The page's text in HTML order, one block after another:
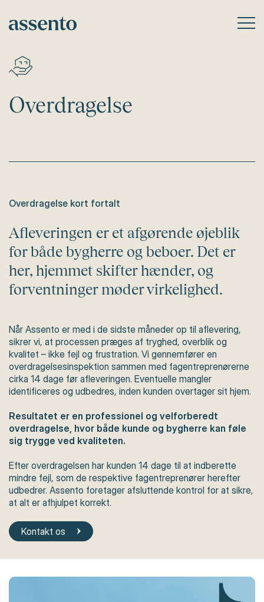
Overdragelse
Overdragelse kort fortalt
Afleveringen er et afgørende øjeblik
for både bygherre og beboer. Det er
her, hjemmet skifter hænder, og
forventninger møder virkelighed.
Når Assento er med i de sidste måneder op til aflevering,
sikrer vi, at processen præges af tryghed, overblik og
kvalitet – ikke fejl og frustration. Vi gennemfører en
overdragelsesinspektion sammen med fagentreprenørerne
cirka 14 dage før afleveringen. Eventuelle mangler
identificeres og udbedres, inden kunden overtager sit hjem.
Resultatet er en professionel og velforberedt
overdragelse, hvor både kunde og bygherre kan føle
sig trygge ved kvaliteten.
Efter overdragelsen har kunden 14 dage til at indberette
mindre fejl, som de respektive fagentreprenører herefter
udbedrer. Assento foretager afsluttende kontrol for at sikre,
at alt er afhjulpet korrekt.
Kontakt os